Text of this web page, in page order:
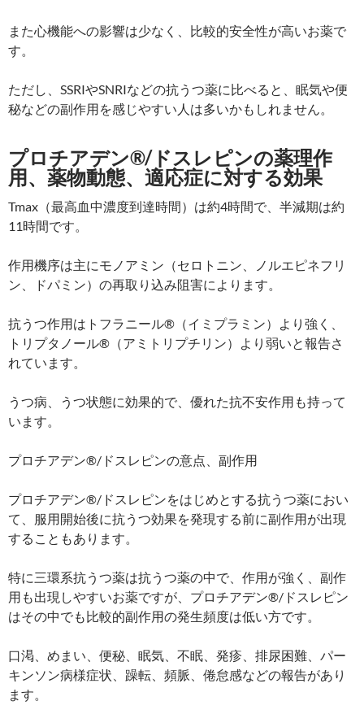
また心機能への影響は少なく、比較的安全性が高いお薬で
す。
ただし、SSRIやSNRIなどの抗うつ薬に比べると、眠気や便
秘などの副作用を感じやすい人は多いかもしれません。
プロチアデン®/ドスレピンの薬理作
用、薬物動態、適応症に対する効果
Tmax（最高血中濃度到達時間）は約4時間で、半減期は約
11時間です。
作用機序は主にモノアミン（セロトニン、ノルエピネフリ
ン、ドパミン）の再取り込み阻害によります。
抗うつ作用はトフラニール®（イミプラミン）より強く、
トリプタノール®（アミトリプチリン）より弱いと報告さ
れています。
うつ病、うつ状態に効果的で、優れた抗不安作用も持って
います。
プロチアデン®/ドスレピンの意点、副作用
プロチアデン®/ドスレピンをはじめとする抗うつ薬におい
て、服用開始後に抗うつ効果を発現する前に副作用が出現
することもあります。
特に三環系抗うつ薬は抗うつ薬の中で、作用が強く、副作
用も出現しやすいお薬ですが、プロチアデン®/ドスレピン
はその中でも比較的副作用の発生頻度は低い方です。
口渇、めまい、便秘、眠気、不眠、発疹、排尿困難、パー
キンソン病様症状、躁転、頻脈、倦怠感などの報告があり
ます。